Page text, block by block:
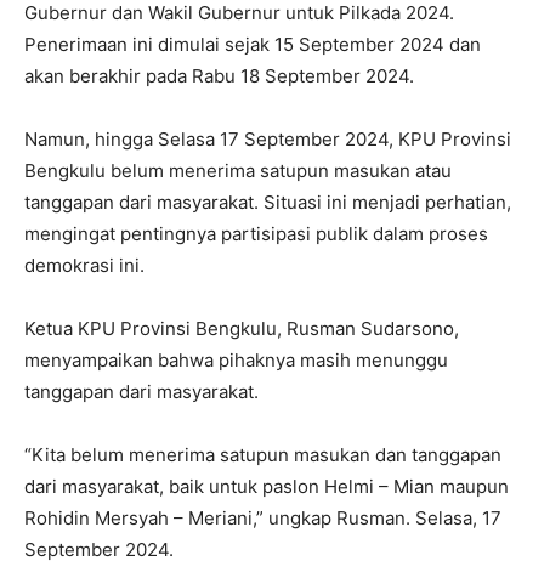
Gubernur dan Wakil Gubernur untuk Pilkada 2024.
Penerimaan ini dimulai sejak 15 September 2024 dan
akan berakhir pada Rabu 18 September 2024.
Namun, hingga Selasa 17 September 2024, KPU Provinsi
Bengkulu belum menerima satupun masukan atau
tanggapan dari masyarakat. Situasi ini menjadi perhatian,
mengingat pentingnya partisipasi publik dalam proses
demokrasi ini.
Ketua KPU Provinsi Bengkulu, Rusman Sudarsono,
menyampaikan bahwa pihaknya masih menunggu
tanggapan dari masyarakat.
“Kita belum menerima satupun masukan dan tanggapan
dari masyarakat, baik untuk paslon Helmi – Mian maupun
Rohidin Mersyah – Meriani,” ungkap Rusman. Selasa, 17
September 2024.